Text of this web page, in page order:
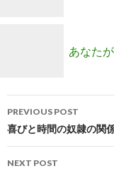
あなた
Post
navigation
PREVIOUS POST
喜びと時間の奴隷の関
NEXT POST